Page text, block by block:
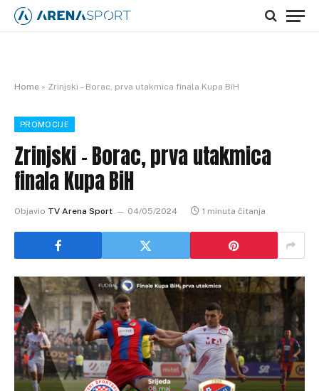
Home » Zrinjski – Borac, prva utakmica finala Kupa BiH
PROMOCIJE
Zrinjski – Borac, prva utakmica
finala Kupa BiH
Objavio TV Arena Sport 04/05/2024 1 minuta čitanja